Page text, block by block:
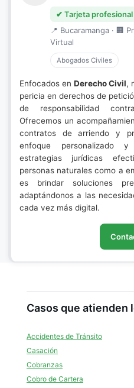
✔ Tarjeta
📍 Bucaramanga · 🏢
Virtual
Abogados Civiles
Enfocados en Derecho Civil,
pericia en derechos de
de responsabilidad
Ofrecemos un
contratos de arriendo y
enfoque personalizado y
estrategias jurídicas
personas naturales como a
es brindar soluciones
adaptándonos a las
cada vez más digital.
Casos que atienden
Accidentes de Tránsito
Casación
Cobranzas
Cobro de Cartera